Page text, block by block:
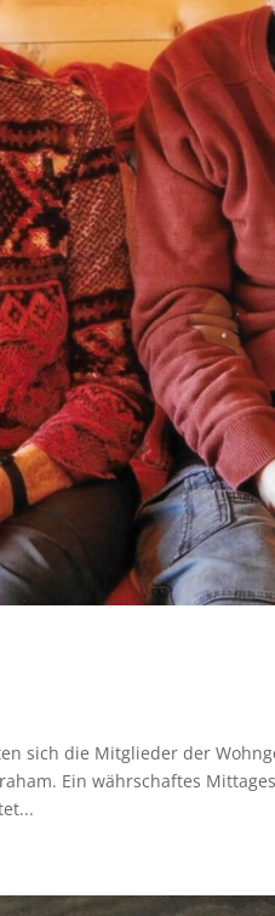
sich die Mitglieder der
Ein währschaftes